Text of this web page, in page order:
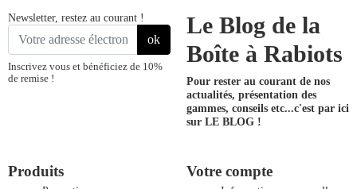
Newsletter, restez au courant !
ok
Inscrivez vous et bénéficiez de 10%
de remise !
Le Blog de la
Boîte à Rabiots
Pour rester au courant de nos
actualités, présentation des
gammes, conseils etc...c'est par ici
sur LE BLOG !
Produits Votre compte